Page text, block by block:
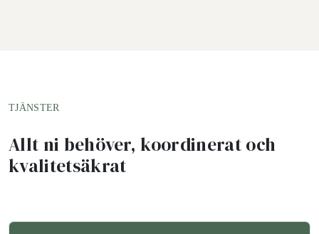
TJÄNSTER
Allt ni behöver, koordinerat och
kvalitetsäkrat